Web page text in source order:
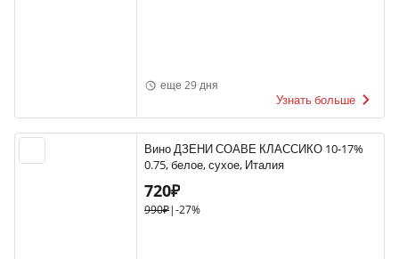
еще 29 дня
Узнать больше
Вино ДЗЕНИ СОАВЕ КЛАССИКО 10-17%
0.75, белое, сухое, Италия
720₽
990₽|-27%